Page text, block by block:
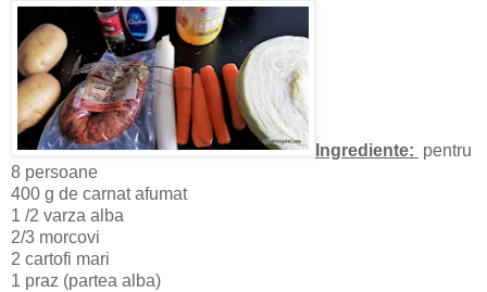
Ingrediente: pentru
8 persoane
400 g de carnat afumat
1 /2 varza alba
2/3 morcovi
2 cartofi mari
1 praz (partea alba)